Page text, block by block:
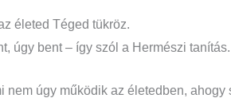
életed Téged tükröz.
úgy bent – így szól a Hermészi tanítás.
nem úgy működik az életedben,